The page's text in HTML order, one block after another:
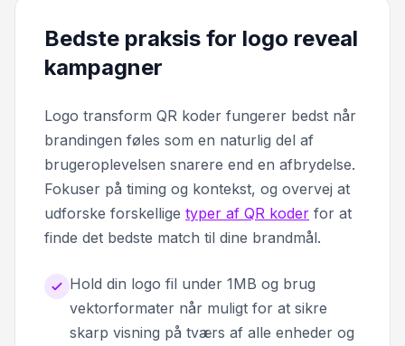
Bedste praksis for logo reveal
kampagner
Logo transform QR koder fungerer bedst når
brandingen føles som en naturlig del af
brugeroplevelsen snarere end en afbrydelse.
Fokuser på timing og kontekst, og overvej at
udforske forskellige typer af QR koder for at
finde det bedste match til dine brandmål.
Hold din logo fil under 1MB og brug
vektorformater når muligt for at sikre
skarp visning på tværs af alle enheder og